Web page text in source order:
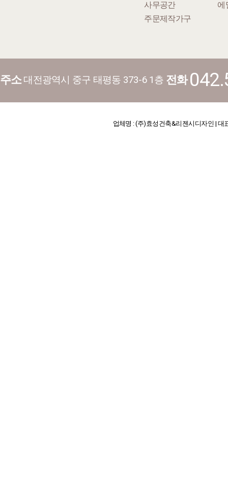
사무공간
주문제작가구
에
주소대전광역시 중구 태평동 373-6 1층 전화
업체명 : (주)효성건축&리젠시디자인 | 대